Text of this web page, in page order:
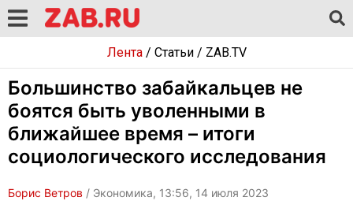
Лента/ Статьи/ ZAB.TV
Большинство забайкальцев не
боятся быть уволенными в
ближайшее время – итоги
социологического исследования
Борис Ветров / Экономика, 13:56, 14 июля 2023